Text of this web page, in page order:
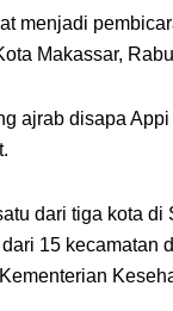
menjadi
Makassar,
ajrab disapa
dari tiga kota
15 kecamatan